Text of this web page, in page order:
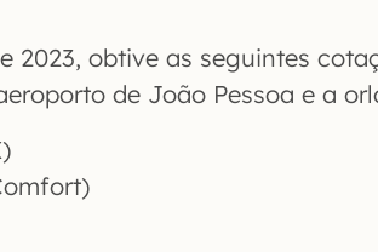
2023, obtive as seguintes
de João Pessoa e a